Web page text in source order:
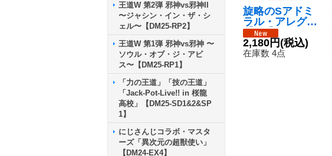
王道W 第2弾 邪神vs邪神II
〜ジャシン・イン・ザ・シ
ェル〜【DM25-RP2】
王道W 第1弾 邪神vs邪神 〜
ソウル・オブ・ジ・アビ
ス〜【DM25-RP1】
「力の王道」「技の王道」
「Jack-Pot-Live!! in 桜龍
高校」【DM25-SD1&2&SP
1】
にじさんじコラボ・マスタ
ーズ「異次元の超獣使い」
【DM24-EX4】
旋略のSアドミ
ラル・アレグル
【SR】{26RP1
秘5/秘24}《水》
2,180円(税込)
在庫数 4点